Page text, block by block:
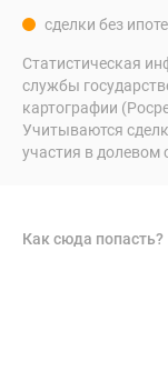
сделки без
Статистическая
службы
картографии
Учитываются
участия в долевом
Как сюда попасть?